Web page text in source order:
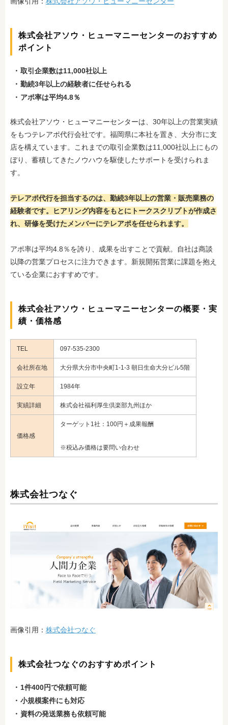
株式会社アソウ・ヒューマニーセンターのおすすめ
ポイント
取引企業数は11,000社以上
勤続3年以上の経験者に任せられる
アポ率は平均4.8％
株式会社アソウ・ヒューマニーセンターは、30年以上の営業実績
をもつテレアポ代行会社です。福岡県に本社を置き、大分市に支
店を構えています。これまでの取引企業数は11,000社以上にもの
ぼり、蓄積してきたノウハウを駆使したサポートを受けられま
す。
テレアポ代行を担当するのは、勤続3年以上の営業・販売業務の
経験者です。ヒアリング内容をもとにトークスクリプトが作成さ
れ、研修を受けたメンバーにテレアポを任せられます。
アポ率は平均4.8％を誇り、成果を出すことで貢献。自社は商談
以降の営業プロセスに注力できます。新規開拓営業に課題を抱え
ている企業におすすめです。
株式会社アソウ・ヒューマニーセンターの概要・実
績・価格感
TEL 097-535-2300
会社所在地 大分県大分市中央町1-1-3 朝日生命大分ビル5階
設立年 1984年
実績詳細 株式会社福利厚生倶楽部九州ほか
価格感
ターゲット1社：100円＋成果報酬
※税込み価格は要問い合わせ
株式会社つなぐ
画像引用： 株式会社つなぐ
株式会社つなぐのおすすめポイント
1件400円で依頼可能
小規模案件にも対応
資料の発送業務も依頼可能